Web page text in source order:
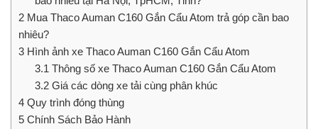
2 Mua Thaco Auman C160 Gắn Cẩu Atom trả góp cần bao
nhiêu?
3 Hình ảnh xe Thaco Auman C160 Gắn Cẩu Atom
3.1 Thông số xe Thaco Auman C160 Gắn Cẩu Atom
3.2Giá các dòng xe tải cùng phân khúc
4 Quy trình đóng thùng
5 Chính Sách Bảo Hành